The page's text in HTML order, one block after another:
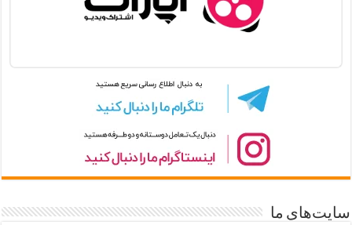
سایت‌های ما